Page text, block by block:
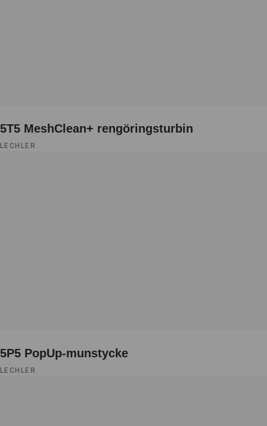
5T5 MeshClean+ rengöringsturbin
LECHLER
5P5 PopUp-munstycke
LECHLER